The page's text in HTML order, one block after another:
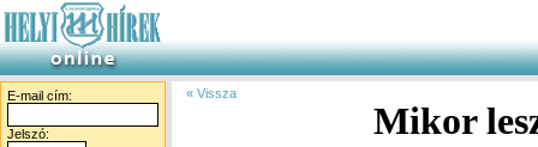
E-mail cím:
Jelszó:
« Vissza
Mikor